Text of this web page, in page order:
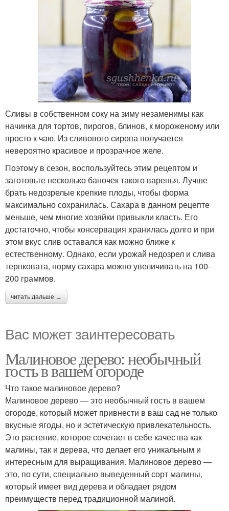
Сливы в собственном соку на зиму незаменимы как
начинка для тортов, пирогов, блинов, к мороженому или
просто к чаю. Из сливового сиропа получается
невероятно красивое и прозрачное желе.
Поэтому в сезон, воспользуйтесь этим рецептом и
заготовьте несколько баночек такого варенья. Лучше
брать недозрелые крепкие плоды, чтобы форма
максимально сохранилась. Сахара в данном рецепте
меньше, чем многие хозяйки привыкли класть. Его
достаточно, чтобы консервация хранилась долго и при
этом вкус слив оставался как можно ближе к
естественному. Однако, если урожай недозрел и слива
терпковата, норму сахара можно увеличивать на 100-
200 граммов.
читать дальше →
Вас может заинтересовать
Малиновое дерево: необычный
гость в вашем огороде
Что такое малиновое дерево?
Малиновое дерево — это необычный гость в вашем
огороде, который может привнести в ваш сад не только
вкусные ягоды, но и эстетическую привлекательность.
Это растение, которое сочетает в себе качества как
малины, так и дерева, что делает его уникальным и
интересным для выращивания. Малиновое дерево —
это, по сути, специально выведенный сорт малины,
который имеет вид дерева и обладает рядом
преимуществ перед традиционной малиной.